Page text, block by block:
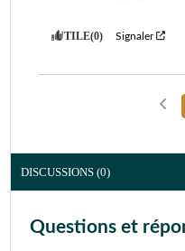
UTILE(0) Signaler
DISCUSSIONS (0)
Questions et